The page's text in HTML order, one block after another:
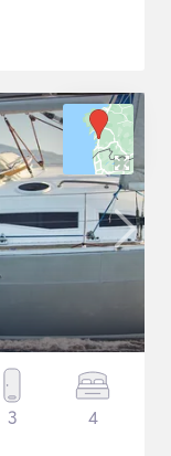
3 4